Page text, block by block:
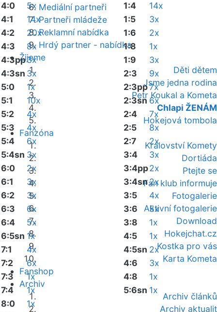
Mediální partneři
Partneři mládeže
Reklamní nabídka
Hrdý partner - nabídka
Žijeme
Děti dětem
Jsme jedna rodina
Petr Koukal a Kometa
Chlapi ŽENÁM
Hokejová tombola
Fanzóna
Království Komety
Dortiáda
Ptejte se
Fan klub informuje
Fotogalerie
Aktivní fotogalerie
Download
Hokejchat.cz
Kostka pro vás
Karta Kometa
Fanshop
Archiv
Archiv článků
Archiv aktualit
4:0
5x
4:1
14x
4:2
20x
4:3
8x
4:3pp3x
4:3sn 3x
5:0
1x
5:1
10x
5:2
4x
5:3
4x
5:4
6x
5:4sn 3x
6:0
2x
6:1
3x
6:2
3x
6:3
6x
6:4
5x
6:5sn 1x
7:1
4x
7:2
6x
7:3
1x
7:4
1x
8:0
1x
1:4
14x
1:5
3x
1:6
2x
1:8
1x
1:9
3x
2:3
9x
2:3pp7x
2:3sn 6x
2:4
7x
2:5
8x
2:7
2x
3:4
3x
3:4pp2x
3:4sn2x
3:5
4x
3:6
5x
3:8
1x
4:5
1x
4:5sn 2x
4:6
3x
4:8
1x
5:6sn 1x